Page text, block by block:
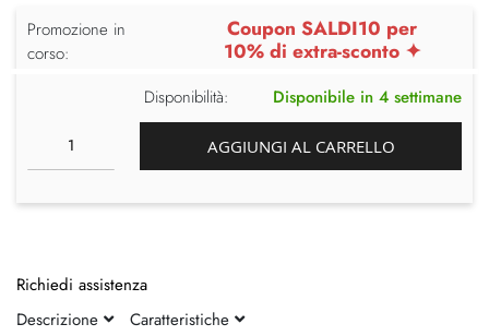
Promozione in
corso:
Coupon SALDI10 per
10% di extra-sconto ✦
Disponibilità: Disponibile in 4 settimane
AGGIUNGI AL CARRELLO
Richiedi assistenza
Descrizione
Caratteristiche